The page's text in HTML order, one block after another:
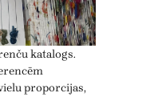
katalogs.
proporcijas,